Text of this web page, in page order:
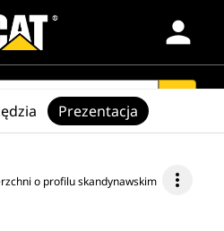
person
o profilu skandynawskim more_vert
Prezentacja